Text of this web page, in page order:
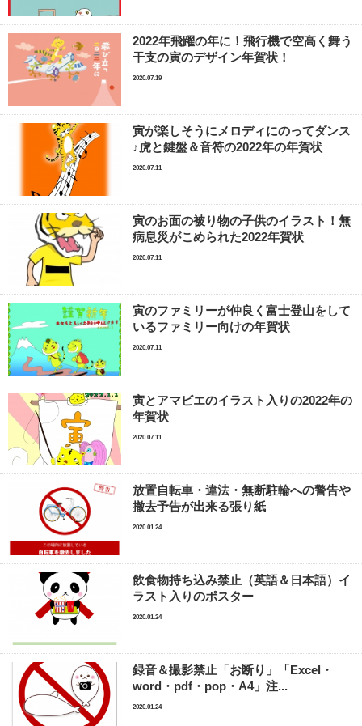
2022年飛躍の年に！飛行機で空高く舞う
干支の寅のデザイン年賀状！
2020.07.19
寅が楽しそうにメロディにのってダンス
♪虎と鍵盤＆音符の2022年の年賀状
2020.07.11
寅のお面の被り物の子供のイラスト！無
病息災がこめられた2022年賀状
2020.07.11
寅のファミリーが仲良く富士登山をして
いるファミリー向けの年賀状
2020.07.11
寅とアマビエのイラスト入りの2022年の
年賀状
2020.07.11
放置自転車・違法・無断駐輪への警告や
撤去予告が出来る張り紙
2020.01.24
飲食物持ち込み禁止（英語＆日本語）イ
ラスト入りのポスター
2020.01.24
録音＆撮影禁止「お断り」「Excel・
word・pdf・pop・A4」注...
2020.01.24